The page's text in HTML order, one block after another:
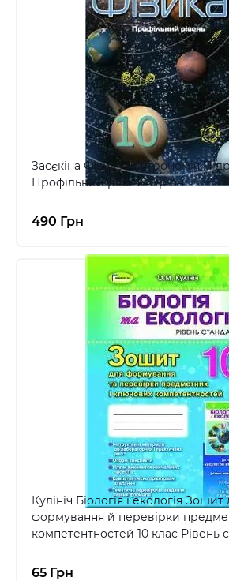
Засєкіна Фізика і Астрономія
Профільний рівень Оріон
490 Грн
Кулініч Біологія і екологія Зошит
формування й перевірки
компетентностей 10 клас Рівень
65 Грн